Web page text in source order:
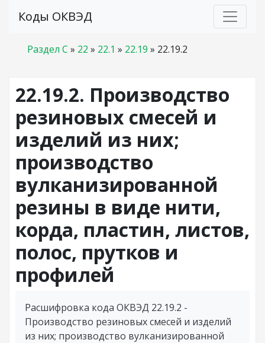
Коды ОКВЭД
Раздел C » 22 » 22.1 » 22.19 » 22.19.2
22.19.2. Производство
резиновых смесей и
изделий из них;
производство
вулканизированной
резины в виде нити,
корда, пластин, листов,
полос, прутков и
профилей
Расшифровка кода ОКВЭД 22.19.2 -
Производство резиновых смесей и изделий
из них; производство вулканизированной